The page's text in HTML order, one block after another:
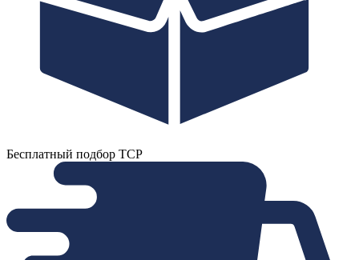
Бесплатный подбор ТСР